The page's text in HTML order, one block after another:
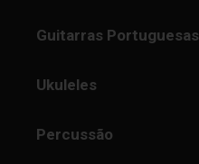
Guitarras Portuguesas
Ukuleles
Percussão